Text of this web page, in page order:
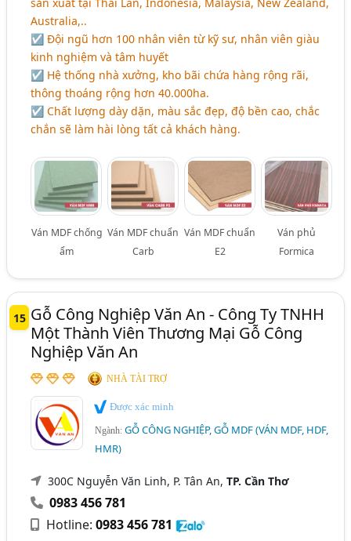
sản xuất tại Thái Lan, Indonesia, Malaysia, New Zealand,
Australia,..
☑ Đội ngũ hơn 100 nhân viên từ kỹ sư, nhân viên giàu
kinh nghiệm và tâm huyết
☑ Hệ thống nhà xưởng, kho bãi chứa hàng rộng rãi,
thông thoáng rộng hơn 40.000ha.
☑ Chất lượng dày dặn, màu sắc đẹp, độ bền cao, chắc
chắn sẽ làm hài lòng tất cả khách hàng.
Ván MDF chống
ẩm
Ván MDF chuẩn
Carb
Ván MDF chuẩn
E2
Ván phủ
Formica
15 Gỗ Công Nghiệp Văn An - Công Ty TNHH
Một Thành Viên Thương Mại Gỗ Công
Nghiệp Văn An
NHÀ TÀI TRỢ
Được xác minh
Ngành:GỖ CÔNG NGHIỆP, GỖ MDF (VÁN MDF, HDF,
HMR)
300C Nguyễn Văn Linh, P. Tân An,TP. Cần Thơ
0983 456 781
Hotline:0983 456 781